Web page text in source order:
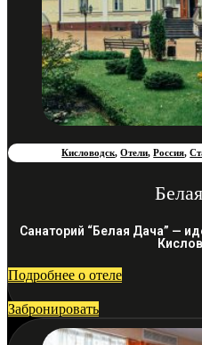
Кисловодск,Отели,Россия,
Санаторий “Белая Дача” —
Подробнее о отеле
Забронировать